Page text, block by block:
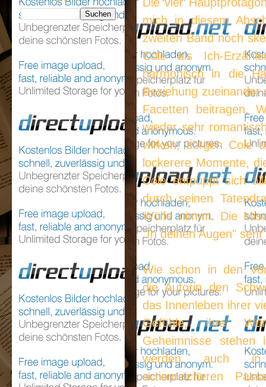
mich in diesem
zweiten Band noch
Cole als Ich-
harmonisch in die
Beziehung
Facetten beitragen.
wieder sehr
wirken, sorgen Cole
lockerere Momente,
Cole entpuppt sich
durch seinen
Wölfe nimmt. Die
"In deinen Augen"
Wie schon in den
die Autorin den
das Innenleben ihrer
Gefühle, ihre
Geheimnisse stehen
werden auch
actionreicheren